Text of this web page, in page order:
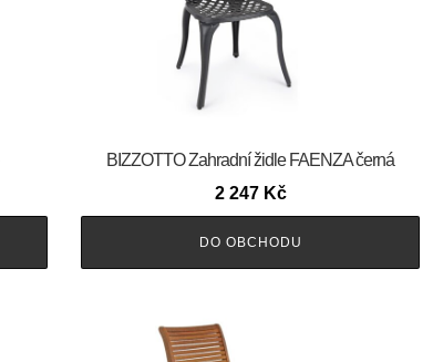
BIZZOTTO Zahradní židle FAENZA černá
2 247 Kč
DO OBCHODU